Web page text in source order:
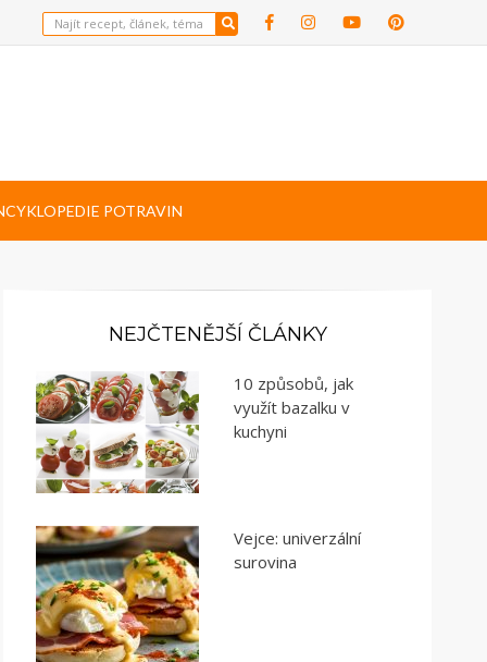
POTRAVIN
NEJČTENĚJŠÍ ČLÁNKY
10 způsobů, jak
využít bazalku v
kuchyni
Vejce: univerzální
surovina